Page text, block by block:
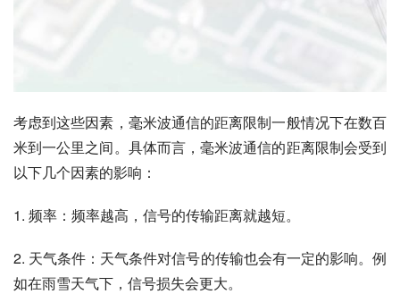
考虑到这些因素，毫米波通信的距离限制一般情况下在数百
米到一公里之间。具体而言，毫米波通信的距离限制会受到
以下几个因素的影响：
1. 频率：频率越高，信号的传输距离就越短。
2. 天气条件：天气条件对信号的传输也会有一定的影响。例
如在雨雪天气下，信号损失会更大。